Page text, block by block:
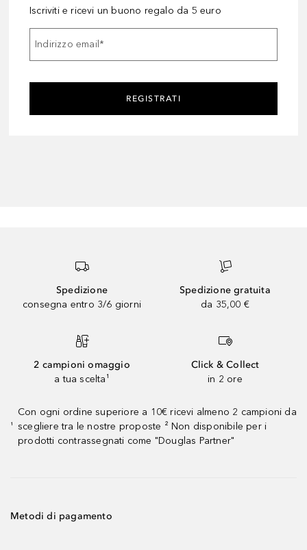
Iscriviti e ricevi un buono regalo da 5 euro
Indirizzo email*
REGISTRATI
Spedizione
consegna entro 3/6 giorni
Spedizione gratuita
da 35,00 €
2 campioni omaggio
a tua scelta¹
Click & Collect
in 2 ore
¹
Con ogni ordine superiore a 10€ ricevi almeno 2 campioni da
scegliere tra le nostre proposte ² Non disponibile per i
prodotti contrassegnati come "Douglas Partner"
Metodi di pagamento